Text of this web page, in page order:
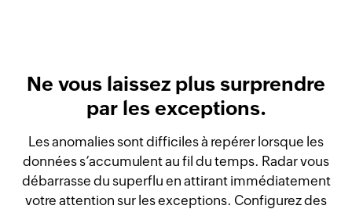
Ne vous laissez plus surprendre
par les exceptions.
Les anomalies sont difficiles à repérer lorsque les
données s’accumulent au fil du temps. Radar vous
débarrasse du superflu en attirant immédiatement
votre attention sur les exceptions. Configurez des